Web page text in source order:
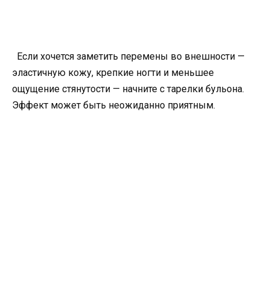
Если хочется заметить перемены во внешности —
эластичную кожу, крепкие ногти и меньшее
ощущение стянутости — начните с тарелки бульона.
Эффект может быть неожиданно приятным.